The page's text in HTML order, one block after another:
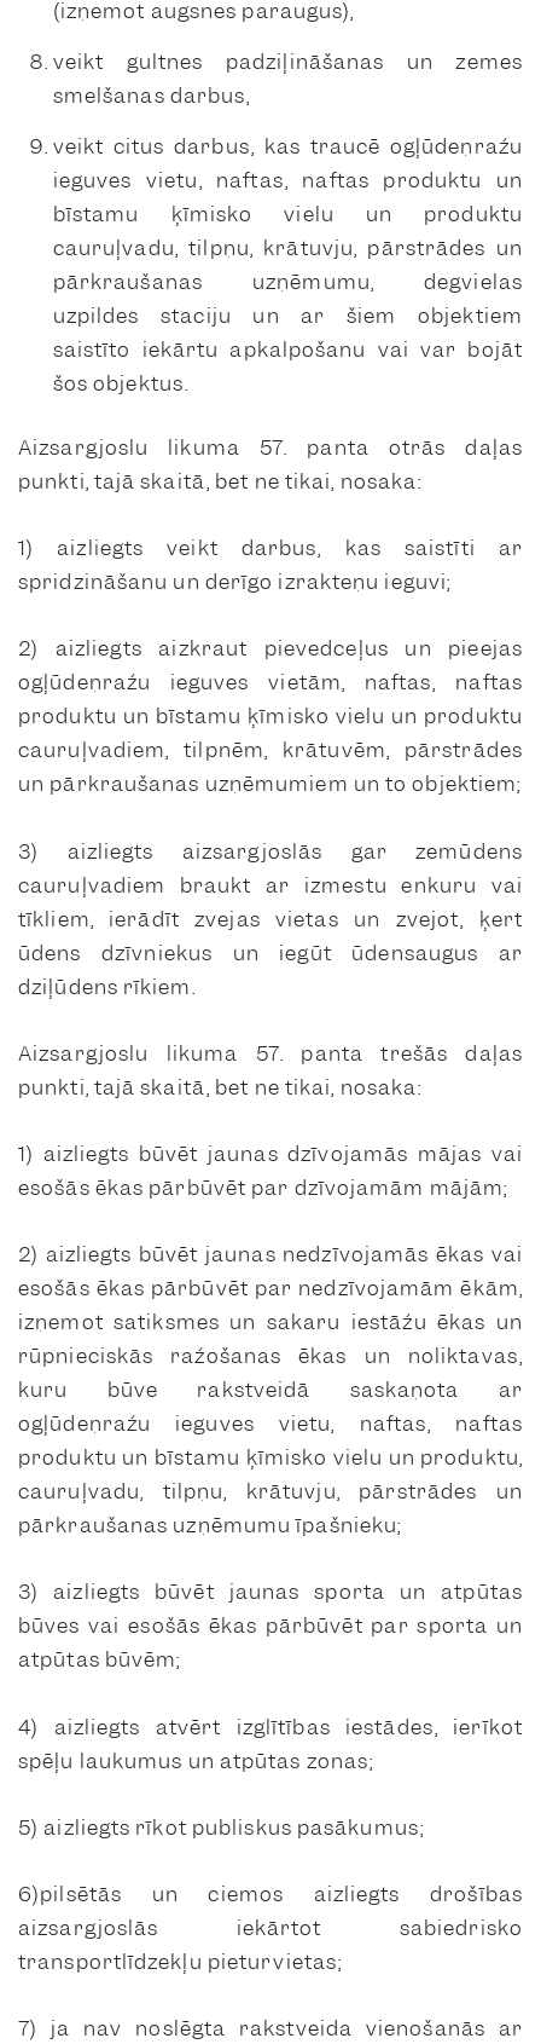
(izņemot augsnes paraugus),
veikt gultnes padziļināšanas un zemes
smelšanas darbus,
veikt citus darbus, kas traucē ogļūdeņražu
ieguves vietu, naftas, naftas produktu un
bīstamu ķīmisko vielu un produktu
cauruļvadu, tilpņu, krātuvju, pārstrādes un
pārkraušanas uzņēmumu, degvielas
uzpildes staciju un ar šiem objektiem
saistīto iekārtu apkalpošanu vai var bojāt
šos objektus.
Aizsargjoslu likuma 57. panta otrās daļas
punkti, tajā skaitā, bet ne tikai, nosaka:
1) aizliegts veikt darbus, kas saistīti ar
spridzināšanu un derīgo izrakteņu ieguvi;
2) aizliegts aizkraut pievedceļus un pieejas
ogļūdeņražu ieguves vietām, naftas, naftas
produktu un bīstamu ķīmisko vielu un produktu
cauruļvadiem, tilpnēm, krātuvēm, pārstrādes
un pārkraušanas uzņēmumiem un to objektiem;
3) aizliegts aizsargjoslās gar zemūdens
cauruļvadiem braukt ar izmestu enkuru vai
tīkliem, ierādīt zvejas vietas un zvejot, ķert
ūdens dzīvniekus un iegūt ūdensaugus ar
dziļūdens rīkiem.
Aizsargjoslu likuma 57. panta trešās daļas
punkti, tajā skaitā, bet ne tikai, nosaka:
1) aizliegts būvēt jaunas dzīvojamās mājas vai
esošās ēkas pārbūvēt par dzīvojamām mājām;
2) aizliegts būvēt jaunas nedzīvojamās ēkas vai
esošās ēkas pārbūvēt par nedzīvojamām ēkām,
izņemot satiksmes un sakaru iestāžu ēkas un
rūpnieciskās ražošanas ēkas un noliktavas,
kuru būve rakstveidā saskaņota ar
ogļūdeņražu ieguves vietu, naftas, naftas
produktu un bīstamu ķīmisko vielu un produktu,
cauruļvadu, tilpņu, krātuvju, pārstrādes un
pārkraušanas uzņēmumu īpašnieku;
3) aizliegts būvēt jaunas sporta un atpūtas
būves vai esošās ēkas pārbūvēt par sporta un
atpūtas būvēm;
4) aizliegts atvērt izglītības iestādes, ierīkot
spēļu laukumus un atpūtas zonas;
5) aizliegts rīkot publiskus pasākumus;
6)pilsētās un ciemos aizliegts drošības
aizsargjoslās iekārtot sabiedrisko
transportlīdzekļu pieturvietas;
7) ja nav noslēgta rakstveida vienošanās ar